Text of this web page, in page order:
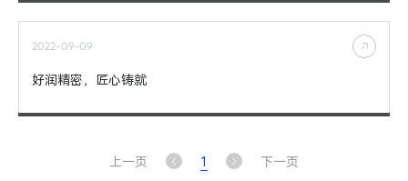
2022-09-09
好润精密，匠心铸就
上一页 1 下一页